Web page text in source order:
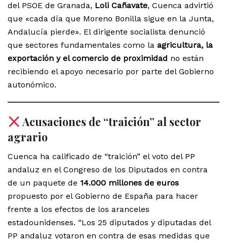
del PSOE de Granada, Loli Cañavate, Cuenca advirtió
que «cada día que Moreno Bonilla sigue en la Junta,
Andalucía pierde». El dirigente socialista denunció
que sectores fundamentales como la agricultura, la
exportación y el comercio de proximidad no están
recibiendo el apoyo necesario por parte del Gobierno
autonómico.
Acusaciones de “traición” al sector
agrario
Cuenca ha calificado de “traición” el voto del PP
andaluz en el Congreso de los Diputados en contra
de un paquete de 14.000 millones de euros
propuesto por el Gobierno de España para hacer
frente a los efectos de los aranceles
estadounidenses. “Los 25 diputados y diputadas del
PP andaluz votaron en contra de esas medidas que